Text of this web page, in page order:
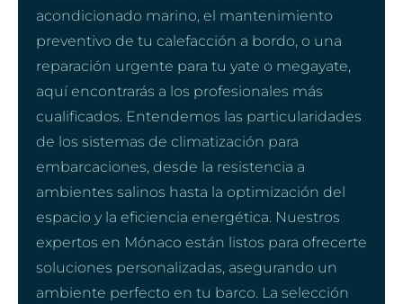
acondicionado marino, el mantenimiento
preventivo de tu calefacción a bordo, o una
reparación urgente para tu yate o megayate,
aquí encontrarás a los profesionales más
cualificados. Entendemos las particularidades
de los sistemas de climatización para
embarcaciones, desde la resistencia a
ambientes salinos hasta la optimización del
espacio y la eficiencia energética. Nuestros
expertos en Mónaco están listos para ofrecerte
soluciones personalizadas, asegurando un
ambiente perfecto en tu barco. La selección